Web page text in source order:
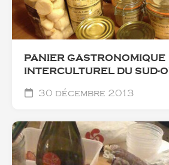
PANIER GASTRONOMIQUE
INTERCULTUREL DU SUD-
30 décembre 2013